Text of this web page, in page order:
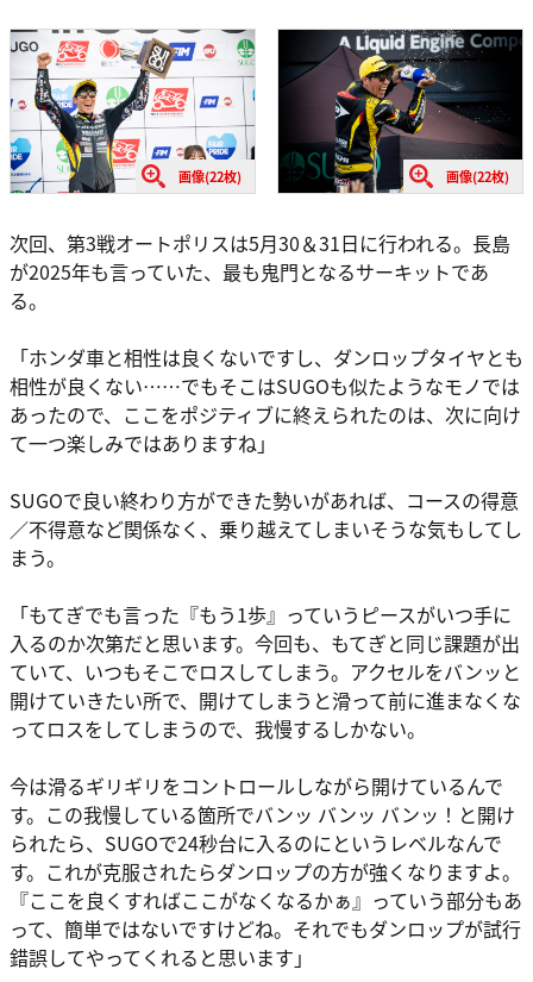
画像(22枚) 画像(22枚)
次回、第3戦オートポリスは5月30＆31日に行われる。長島
が2025年も言っていた、最も鬼門となるサーキットであ
る。
「ホンダ車と相性は良くないですし、ダンロップタイヤとも
相性が良くない……でもそこはSUGOも似たようなモノでは
あったので、ここをポジティブに終えられたのは、次に向け
て一つ楽しみではありますね」
SUGOで良い終わり方ができた勢いがあれば、コースの得意
／不得意など関係なく、乗り越えてしまいそうな気もしてし
まう。
「もてぎでも言った『もう1歩』っていうピースがいつ手に
入るのか次第だと思います。今回も、もてぎと同じ課題が出
ていて、いつもそこでロスしてしまう。アクセルをバンッと
開けていきたい所で、開けてしまうと滑って前に進まなくな
ってロスをしてしまうので、我慢するしかない。
今は滑るギリギリをコントロールしながら開けているんで
す。この我慢している箇所でバンッ バンッ バンッ！と開け
られたら、SUGOで24秒台に入るのにというレベルなんで
す。これが克服されたらダンロップの方が強くなりますよ。
『ここを良くすればここがなくなるかぁ』っていう部分もあ
って、簡単ではないですけどね。それでもダンロップが試行
錯誤してやってくれると思います」